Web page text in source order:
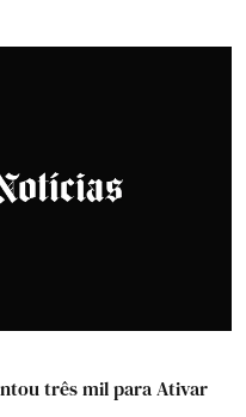
três mil para Ativar